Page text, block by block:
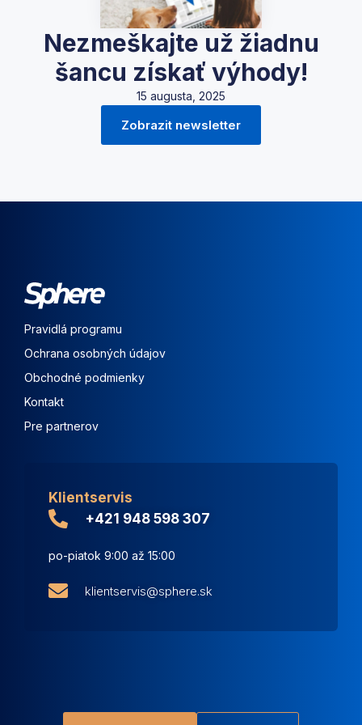
Nezmeškajte už žiadnu
šancu získať výhody!
15 augusta, 2025
Zobrazit newsletter
Klientservis
+421 948 598 307
po-piatok 9:00 až 15:00
klientservis@sphere.sk
Pravidlá programu
Ochrana osobných údajov
Obchodné podmienky
Kontakt
Pre partnerov